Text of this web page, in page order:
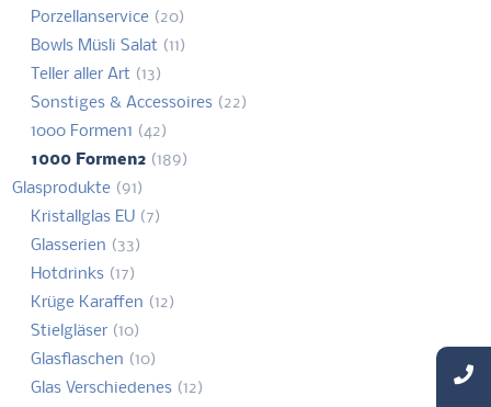
Porzellanservice (20)
Bowls Müsli Salat (11)
Teller aller Art (13)
Sonstiges & Accessoires (22)
1000 Formen1 (42)
1000 Formen2 (189)
Glasprodukte (91)
Kristallglas EU (7)
Glasserien (33)
Hotdrinks (17)
Krüge Karaffen (12)
Stielgläser (10)
Glasflaschen (10)
Glas Verschiedenes (12)